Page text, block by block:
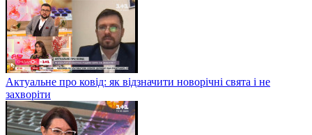
Актуальне про ковід: як відзначити новорічні свята і не
захворіти